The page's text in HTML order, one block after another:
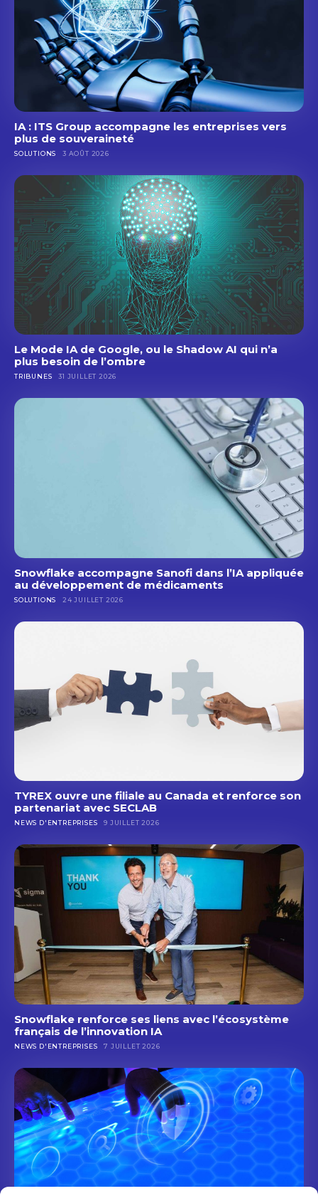
IA : ITS Group accompagne les entreprises vers
plus de souveraineté
SOLUTIONS 3 AOÛT 2026
Le Mode IA de Google, ou le Shadow AI qui n’a
plus besoin de l’ombre
TRIBUNES 31 JUILLET 2026
Snowflake accompagne Sanofi dans l’IA appliquée
au développement de médicaments
SOLUTIONS 24 JUILLET 2026
TYREX ouvre une filiale au Canada et renforce son
partenariat avec SECLAB
NEWS D'ENTREPRISES 9 JUILLET 2026
Snowflake renforce ses liens avec l’écosystème
français de l’innovation IA
NEWS D'ENTREPRISES 7 JUILLET 2026